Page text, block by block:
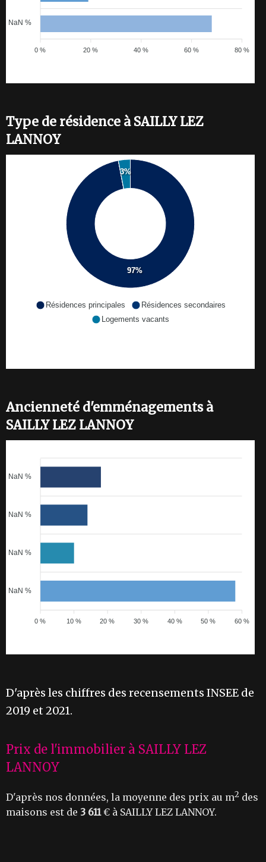
NaN %
80 %
60 %
40 %
20 %
0 %
Type de résidence à SAILLY LEZ
LANNOY
97%
3%
Résidences principales
Résidences secondaires
Logements vacants
Ancienneté d'emménagements à
SAILLY LEZ LANNOY
NaN %
NaN %
NaN %
NaN %
60 %
50 %
40 %
30 %
20 %
10 %
0 %
D'après les chiffres des recensements INSEE de
2019 et 2021.
Prix de l'immobilier à SAILLY LEZ
LANNOY
D'après nos données, la moyenne des prix au m2 des
maisons est de 3 611€ à SAILLY LEZ LANNOY.